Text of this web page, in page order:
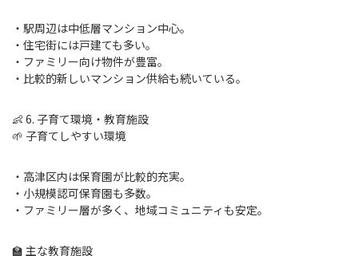
・駅周辺は中低層マンション中心。
・住宅街には戸建ても多い。
・ファミリー向け物件が豊富。
・比較的新しいマンション供給も続いている。
👶 6. 子育て環境・教育施設
🌱 子育てしやすい環境
・高津区内は保育園が比較的充実。
・小規模認可保育園も多数。
・ファミリー層が多く、地域コミュニティも安定。
🏫 主な教育施設